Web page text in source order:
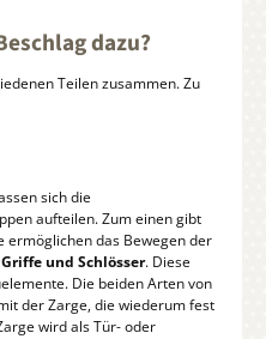
dazu?
Teilen zusammen. Zu
sich die
aufteilen. Zum einen gibt
ermöglichen das Bewegen der
Griffe und Schlösser. Diese
Die beiden Arten von
der Zarge, die wiederum fest
wird als Tür- oder